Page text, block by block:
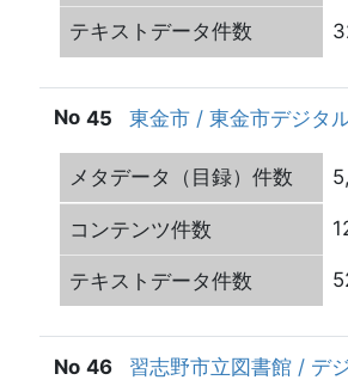
東金市 / 東金市デジタ
45
習志野市立図書館 / デ
46